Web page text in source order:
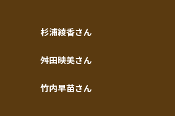
杉浦綾香さん
舛田映美さん
竹内早苗さん